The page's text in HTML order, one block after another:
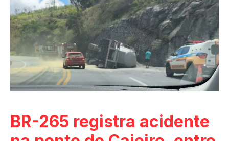
BR-265 registra acidente